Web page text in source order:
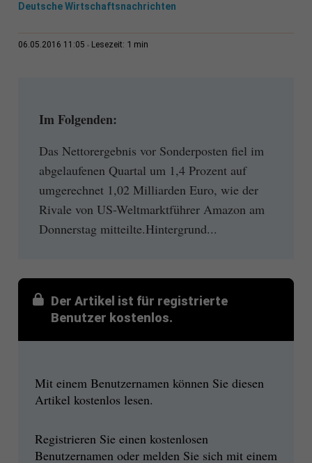
Deutsche Wirtschaftsnachrichten
06.05.2016 11:05 Lesezeit: 1 min
Im Folgenden:
Das Nettorergebnis vor Sonderposten fiel im
abgelaufenen Quartal um 1,4 Prozent auf
umgerechnet 1,02 Milliarden Euro, wie der
Rivale von US-Weltmarktführer Amazon am
Donnerstag mitteilte.Hintergrund...
Der Artikel ist für registrierte
Benutzer kostenlos.
Mit einem Benutzernamen können Sie diesen
Artikel kostenlos lesen.
Registrieren Sie einen kostenlosen
Benutzernamen oder melden Sie sich mit einem